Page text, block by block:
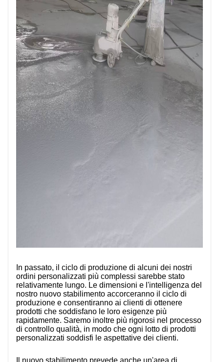
In passato, il ciclo di produzione di alcuni dei nostri
ordini personalizzati più complessi sarebbe stato
relativamente lungo. Le dimensioni e l'intelligenza del
nostro nuovo stabilimento accorceranno il ciclo di
produzione e consentiranno ai clienti di ottenere
prodotti che soddisfano le loro esigenze più
rapidamente. Saremo inoltre più rigorosi nel processo
di controllo qualità, in modo che ogni lotto di prodotti
personalizzati soddisfi le aspettative dei clienti.
Il nuovo stabilimento prevede anche un'area di